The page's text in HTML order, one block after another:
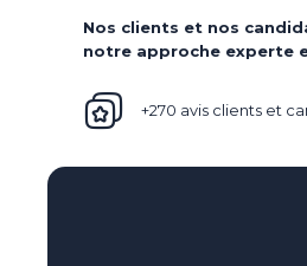
Nos clients et nos
notre approche experte
+270 avis clients et